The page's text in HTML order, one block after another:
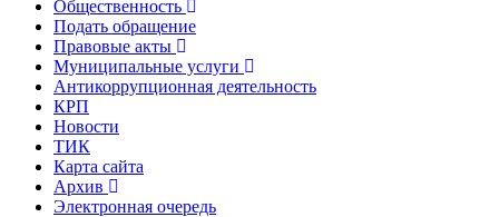
Общественность
Подать обращение
Правовые акты
Муниципальные услуги
Антикоррупционная деятельность
КРП
Новости
ТИК
Карта сайта
Архив
Электронная очередь